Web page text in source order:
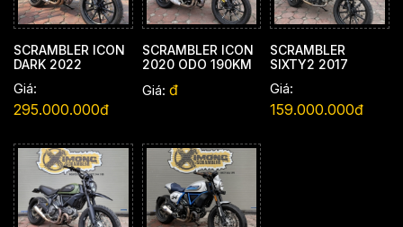
SCRAMBLER ICON
DARK 2022
Giá:
295.000.000đ
SCRAMBLER ICON
2020 ODO 190KM
Giá: đ
SCRAMBLER
SIXTY2 2017
Giá:
159.000.000đ